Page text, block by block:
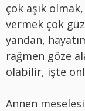
çok aşık
vermek çok
yandan,
rağmen göze
olabilir, işte
Annen